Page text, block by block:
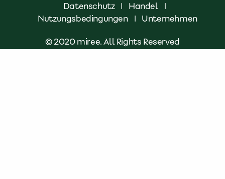
Datenschutz | Handel
|
Nutzungsbedingungen
| Unternehmen
© 2020 miree. All Rights Reserved